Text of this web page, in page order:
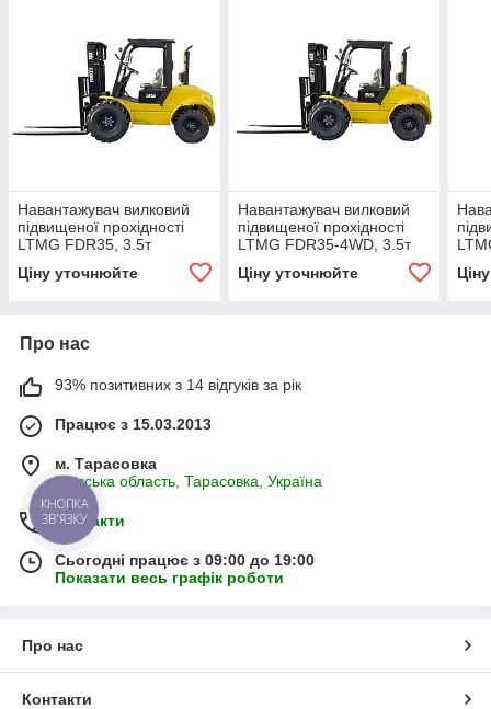
Навантажувач вилковий
підвищеної прохідності
LTMG FDR35, 3.5т
Ціну уточнюйте
Навантажувач вилковий
підвищеної прохідності
LTMG FDR35-4WD, 3.5т
Ціну уточнюйте
Про нас
93% позитивних з 14 відгуків за рік
Працює з 15.03.2013
м. Тарасовка
Київська область, Тарасовка, Україна
Контакти
Сьогодні працює з 09:00 до 19:00
Показати весь графік роботи
Про нас
Контакти
КНОПКА
ЗВ'ЯЗКУ